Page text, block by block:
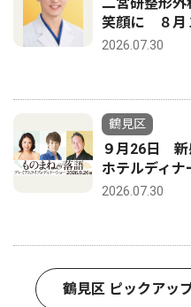
笑顔に ８月
2026.07.30
鶴見区
９月26日 新
ホテルディナ
2026.07.30
鶴見区 ピックアッ